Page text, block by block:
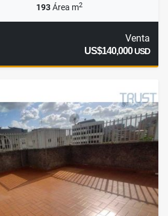
193Área m2
Venta
US$140,000USD